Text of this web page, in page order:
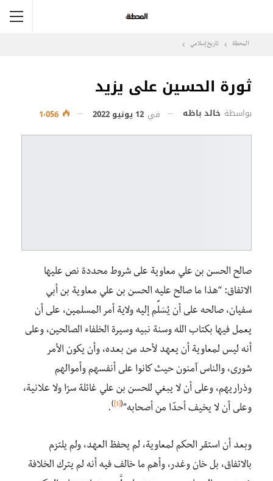
المحطة تاريخ إسلامي
ثورة الحسين على يزيد
بواسطة خالد باظه في 12 يونيو 2022
صالح الحسن بن علي معاوية على شروط محددة نص عليها
الاتفاق: “هذا ما صالح عليه الحسن بن علي معاوية بن أبي
سفيان، صالحه على أن يُسَلِّم إليه ولاية أمر المسلمين، على أن
يعمل فيها بكتاب الله وسنة نبيه وسيرة الخلفاء الصالحين، وعلى
أنه ليس لمعاوية أن يعهد لأحد من بعده، وأن يكون الأمر
شورى، والناس آمنون حيث كانوا على أنفسهم وأموالهم
وذراريهم، وعلى أن لا يبغي للحسن بن علي غائلة سرًا ولا علانية،
وعلى أن لا يخيف أحدًا من أصحابه”(
[1]
)
.
وبعد أن استقر الحكم لمعاوية، لم يحفظ العهد، ولم يلتزم
بالاتفاق، بل خان وغدر، وأهم ما خالف فيه أنه لم يترك الخلافة